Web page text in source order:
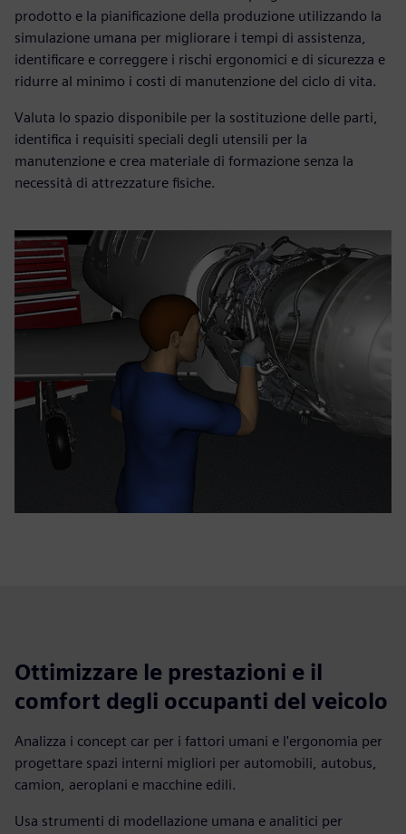
prodotto e la pianificazione della produzione utilizzando la
simulazione umana per migliorare i tempi di assistenza,
identificare e correggere i rischi ergonomici e di sicurezza e
ridurre al minimo i costi di manutenzione del ciclo di vita.
Valuta lo spazio disponibile per la sostituzione delle parti,
identifica i requisiti speciali degli utensili per la
manutenzione e crea materiale di formazione senza la
necessità di attrezzature fisiche.
Ottimizzare le prestazioni e il
comfort degli occupanti del veicolo
Analizza i concept car per i fattori umani e l'ergonomia per
progettare spazi interni migliori per automobili, autobus,
camion, aeroplani e macchine edili.
Usa strumenti di modellazione umana e analitici per